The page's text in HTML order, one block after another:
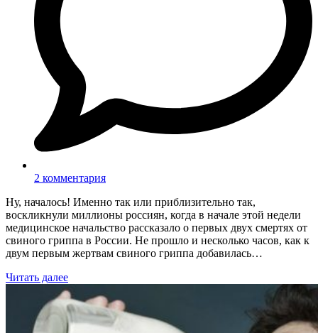
2 комментария
Ну, началось! Именно так или приблизительно так,
воскликнули миллионы россиян, когда в начале этой недели
медицинское начальство рассказало о первых двух смертях от
свиного гриппа в России. Не прошло и несколько часов, как к
двум первым жертвам свиного гриппа добавилась…
Читать далее